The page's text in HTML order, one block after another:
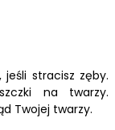
stracisz zęby.
na twarzy.
Twojej twarzy.